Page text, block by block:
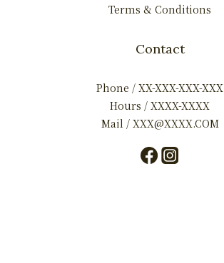
Terms & Conditions
Contact
Phone / XX-XXX-XXX-XXX
Hours / XXXX-XXXX
Mail / XXX@XXXX.COM